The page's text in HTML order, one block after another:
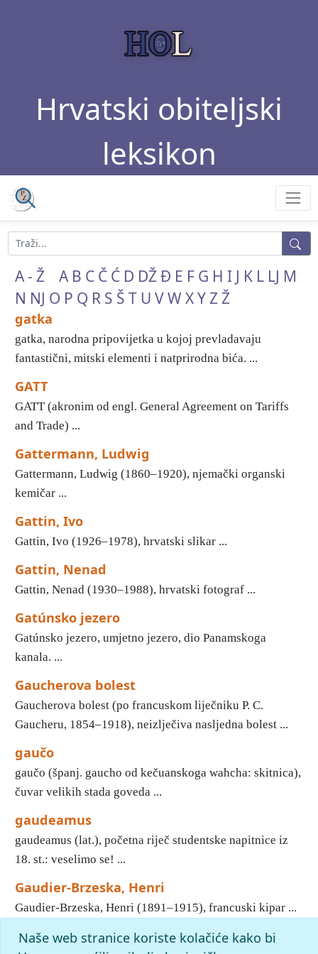
Hrvatski obiteljski
leksikon
A - Ž A B C Č Ć D DŽĐ E F G H I J K L LJ M
N NJ O P Q R S Š T U VW XYZŽ
gatka
gatka, narodna pripovijetka u kojoj prevladavaju
fantastični, mitski elementi i natprirodna bića. ...
GATT
GATT (akronim od engl. General Agreement on Tariffs
and Trade) ...
Gattermann, Ludwig
Gattermann, Ludwig (1860–1920), njemački organski
kemičar ...
Gattin, Ivo
Gattin, Ivo (1926–1978), hrvatski slikar ...
Gattin, Nenad
Gattin, Nenad (1930–1988), hrvatski fotograf ...
Gatúnsko jezero
Gatúnsko jezero, umjetno jezero, dio Panamskoga
kanala. ...
Gaucherova bolest
Gaucherova bolest (po francuskom liječniku P. C.
Gaucheru, 1854–1918), neizlječiva nasljedna bolest ...
gaučo
gaučo (španj. gaucho od kečuanskoga wahcha: skitnica),
čuvar velikih stada goveda ...
gaudeamus
gaudeamus (lat.), početna riječ studentske napitnice iz
18. st.: veselimo se! ...
Gaudier-Brzeska, Henri
Gaudier-Brzeska, Henri (1891–1915), francuski kipar ...
Početak « 31 32 33 34 35 36 37 38 39 40
Naše web stranice koriste kolačiće kako bi